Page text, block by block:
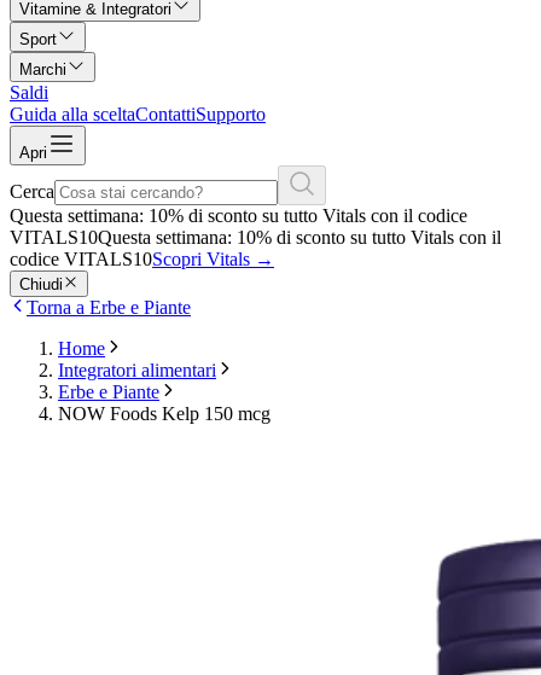
Vitamine & Integratori
Sport
Marchi
Saldi
Guida alla sceltaContattiSupporto
Apri
Cerca
Questa settimana: 10% di sconto su tutto Vitals con il codice
VITALS10Questa settimana: 10% di sconto su tutto Vitals con il
codice VITALS10Scopri Vitals →
Chiudi
Torna a Erbe e Piante
Home
Integratori alimentari
Erbe e Piante
NOW Foods Kelp 150 mcg